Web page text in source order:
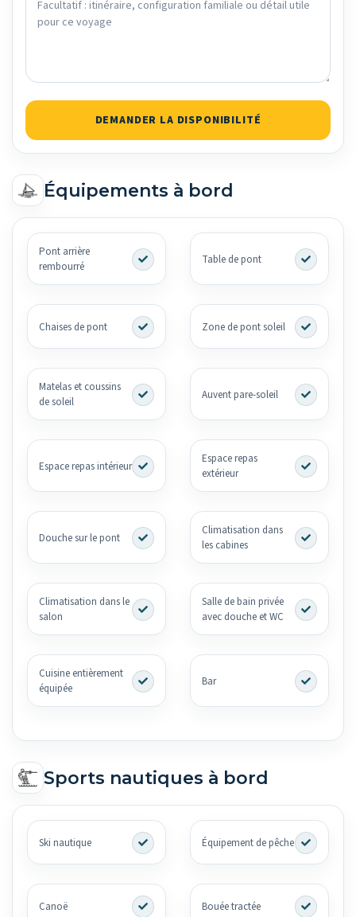
DEMANDER LA DISPONIBILITÉ
Équipements à bord
Pont arrière
rembourré
Table de pont
Chaises de pont Zone de pont soleil
Matelas et coussins
de soleil
Auvent pare-soleil
Espace repas intérieur
Espace repas
extérieur
Douche sur le pont
Climatisation dans
les cabines
Climatisation dans le
salon
Salle de bain privée
avec douche et WC
Cuisine entièrement
équipée
Bar
Sports nautiques à bord
Ski nautique Équipement de pêche
Canoë Bouée tractée